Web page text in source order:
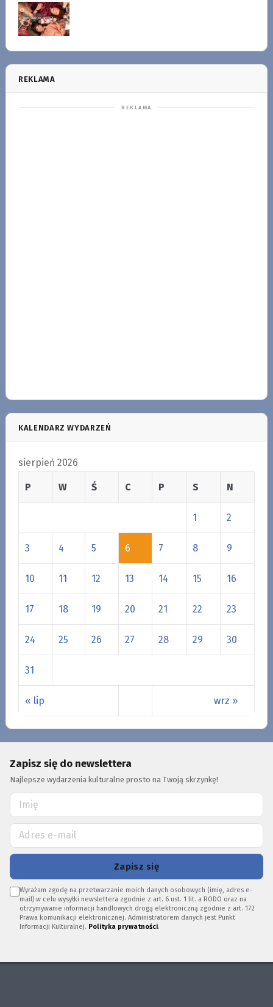
REKLAMA
KALENDARZ WYDARZEŃ
sierpień 2026
P W Ś C P S N
« lip wrz »
1 2
3 4 5 6 7 8 9
10 11 12 13 14 15 16
17 18 19 20 21 22 23
24 25 26 27 28 29 30
31
Zapisz się do newslettera
Najlepsze wydarzenia kulturalne prosto na Twoją skrzynkę!
Zapisz się
Wyrażam zgodę na przetwarzanie moich danych osobowych (imię, adres e-
mail) w celu wysyłki newslettera zgodnie z art. 6 ust. 1 lit. a RODO oraz na
otrzymywanie informacji handlowych drogą elektroniczną zgodnie z art. 172
Prawa komunikacji elektronicznej. Administratorem danych jest Punkt
Informacji Kulturalnej. Polityka prywatności.